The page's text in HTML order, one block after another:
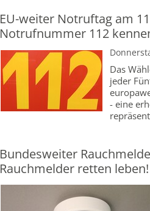
EU-weiter Notruftag am
Notrufnummer 112
Das
jeder
- eine
Bundesweiter
Rauchmelder retten leben!